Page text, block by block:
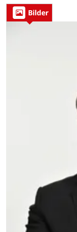
Bilder